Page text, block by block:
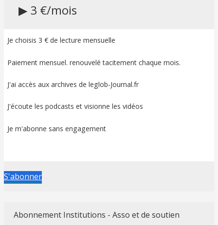
▶ 3 €/mois
Je choisis 3 € de lecture mensuelle
Paiement mensuel. renouvelé tacitement chaque mois.
J'ai accès aux archives de leglob-Journal.fr
J'écoute les podcasts et visionne les vidéos
Je m'abonne sans engagement
S'abonner
Abonnement Institutions - Asso et de soutien